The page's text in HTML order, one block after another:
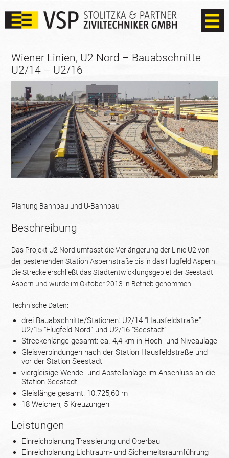
Wiener Linien, U2 Nord – Bauabschnitte
U2/14 – U2/16
Planung Bahnbau und U-Bahnbau
Beschreibung
Das Projekt U2 Nord umfasst die Verlängerung der Linie U2 von
der bestehenden Station Aspernstraße bis in das Flugfeld Aspern.
Die Strecke erschließt das Stadtentwicklungsgebiet der Seestadt
Aspern und wurde im Oktober 2013 in Betrieb genommen.
Technische Daten:
drei Bauabschnitte/Stationen: U2/14 “Hausfeldstraße”,
U2/15 “Flugfeld Nord” und U2/16 “Seestadt”
Streckenlänge gesamt: ca. 4,4 km in Hoch- und Niveaulage
Gleisverbindungen nach der Station Hausfeldstraße und
vor der Station Seestadt
viergleisige Wende- und Abstellanlage im Anschluss an die
Station Seestadt
Gleislänge gesamt: 10.725,60 m
18 Weichen, 5 Kreuzungen
Leistungen
Einreichplanung Trassierung und Oberbau
Einreichplanung Lichtraum- und Sicherheitsraumführung